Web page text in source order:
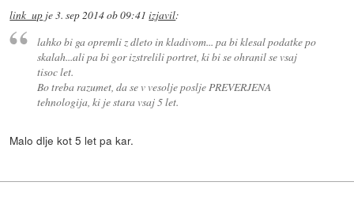
link_up je3. sep 2014 ob 09:41 izjavil:
lahko bi ga opremli z dleto in kladivom... pa bi klesal podatke po
skalah...ali pa bi gor izstrelili portret, ki bi se ohranil se vsaj
tisoc let.
Bo treba razumet, da se v vesolje poslje PREVERJENA
tehnologija, ki je stara vsaj 5 let.
Malo dlje kot 5 let pa kar.